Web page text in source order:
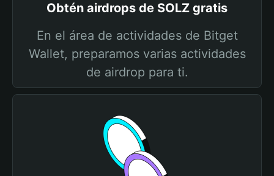
Obtén airdrops de SOLZ gratis
En el área de actividades de Bitget
Wallet, preparamos varias actividades
de airdrop para ti.